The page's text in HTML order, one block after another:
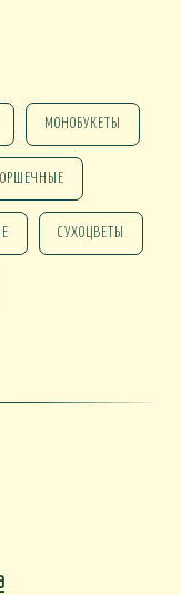
МОНОБУКЕТЫ
ГОРШЕЧНЫЕ
СУХОЦВЕТЫ